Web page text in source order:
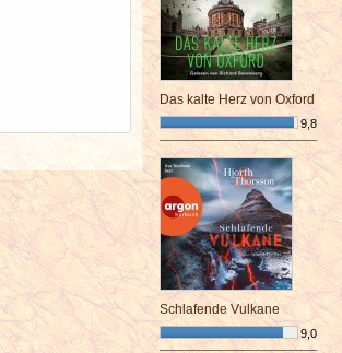
Das kalte Herz von Oxford
9,8
¯¯¯¯¯¯¯¯¯¯¯¯¯¯¯¯¯¯¯¯¯¯¯¯
Schlafende Vulkane
9,0